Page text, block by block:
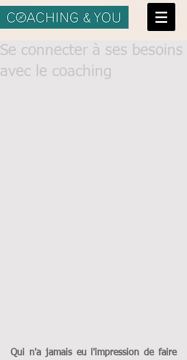
Se connecter à ses besoins
avec le coaching
Qui n'a jamais eu l'impression de faire